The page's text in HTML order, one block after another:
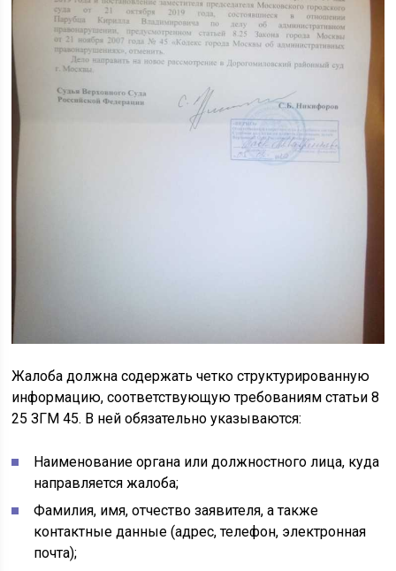
Жалоба должна содержать четко структурированную
информацию, соответствующую требованиям статьи 8
25 ЗГМ 45. В ней обязательно указываются:
Наименование органа или должностного лица, куда
направляется жалоба;
Фамилия, имя, отчество заявителя, а также
контактные данные (адрес, телефон, электронная
почта);